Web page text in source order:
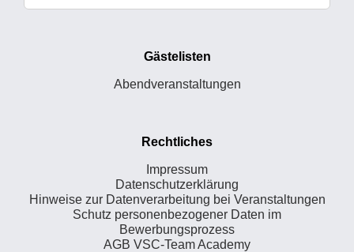
Gästelisten
Abendveranstaltungen
Rechtliches
Impressum
Datenschutzerklärung
Hinweise zur Datenverarbeitung bei Veranstaltungen
Schutz personenbezogener Daten im
Bewerbungsprozess
AGB VSC-Team Academy